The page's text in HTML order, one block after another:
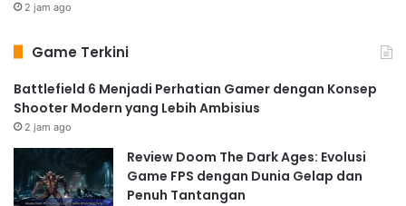
2 jam ago
Game Terkini
Battlefield 6 Menjadi Perhatian Gamer dengan Konsep
Shooter Modern yang Lebih Ambisius
2 jam ago
Review Doom The Dark Ages: Evolusi
Game FPS dengan Dunia Gelap dan
Penuh Tantangan